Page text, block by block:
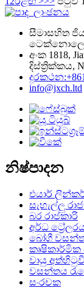
සීමාසහිත
අංක 1818,
දිස්ත්‍රික්කය,
info@jxch.ltd
නිෂ්පාදන
එයාර්
සැහැල්ලු
බර රාජකාරි
අර්ධ
බෝගී
වායු
වසන්තය
සංරචක